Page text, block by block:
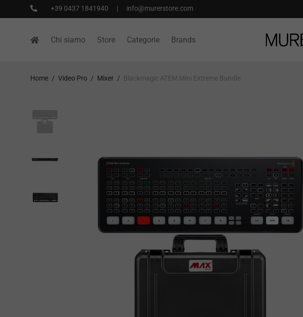
+39 0437 1841940 | info@murerstore.com
Chi siamo Store Categorie Brands
Home / Video Pro / Mixer / Blackmagic ATEM Mini Extreme Bundle